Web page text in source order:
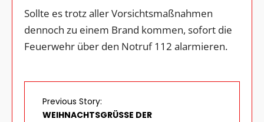
Sollte es trotz aller Vorsichtsmaßnahmen
dennoch zu einem Brand kommen, sofort die
Feuerwehr über den Notruf 112 alarmieren.
Previous Story:
WEIHNACHTSGRÜSSE DER F